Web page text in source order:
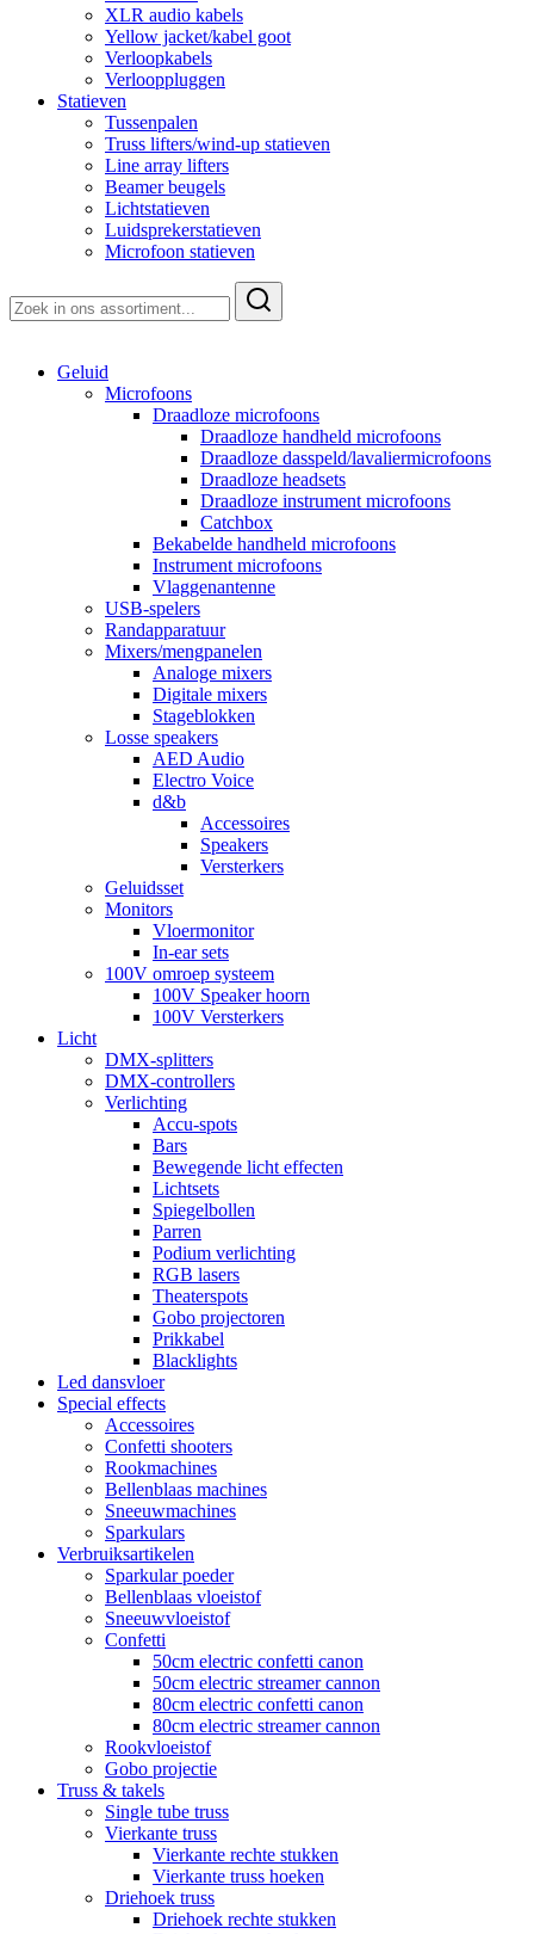
XLR audio kabels
Yellow jacket/kabel goot
Verloopkabels
Verlooppluggen
Statieven
Tussenpalen
Truss lifters/wind-up statieven
Line array lifters
Beamer beugels
Lichtstatieven
Luidsprekerstatieven
Microfoon statieven
naar:
Geluid
Microfoons
Draadloze microfoons
Draadloze handheld microfoons
Draadloze dasspeld/lavaliermicrofoons
Draadloze headsets
Draadloze instrument microfoons
Catchbox
Bekabelde handheld microfoons
Instrument microfoons
Vlaggenantenne
USB-spelers
Randapparatuur
Mixers/mengpanelen
Analoge mixers
Digitale mixers
Stageblokken
Losse speakers
AED Audio
Electro Voice
d&b
Accessoires
Speakers
Versterkers
Geluidsset
Monitors
Vloermonitor
In-ear sets
100V omroep systeem
100V Speaker hoorn
100V Versterkers
Licht
DMX-splitters
DMX-controllers
Verlichting
Accu-spots
Bars
Bewegende licht effecten
Lichtsets
Spiegelbollen
Parren
Podium verlichting
RGB lasers
Theaterspots
Gobo projectoren
Prikkabel
Blacklights
Led dansvloer
Special effects
Accessoires
Confetti shooters
Rookmachines
Bellenblaas machines
Sneeuwmachines
Sparkulars
Verbruiksartikelen
Sparkular poeder
Bellenblaas vloeistof
Sneeuwvloeistof
Confetti
50cm electric confetti canon
50cm electric streamer cannon
80cm electric confetti canon
80cm electric streamer cannon
Rookvloeistof
Gobo projectie
Truss & takels
Single tube truss
Vierkante truss
Vierkante rechte stukken
Vierkante truss hoeken
Driehoek truss
Driehoek rechte stukken